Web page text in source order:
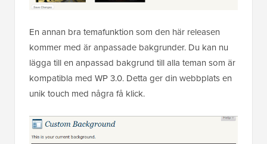
En annan bra temafunktion som den här releasen
kommer med är anpassade bakgrunder. Du kan nu
lägga till en anpassad bakgrund till alla teman som är
kompatibla med WP 3.0. Detta ger din webbplats en
unik touch med några få klick.